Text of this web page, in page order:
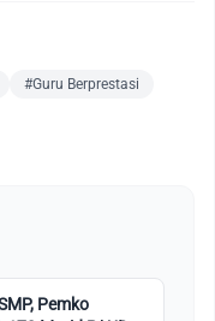
#Guru Berprestasi
Pemko